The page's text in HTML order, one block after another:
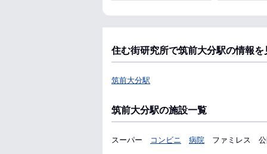
住む街研究所で筑前大分駅の情報を
筑前大分駅
筑前大分駅の施設一覧
スーパー コンビニ 病院 ファミレス